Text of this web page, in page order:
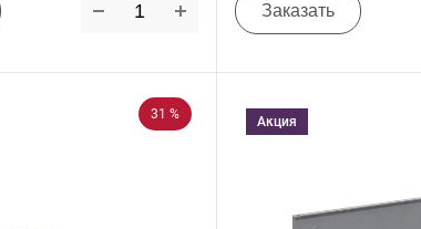
Заказать
31 % Акция